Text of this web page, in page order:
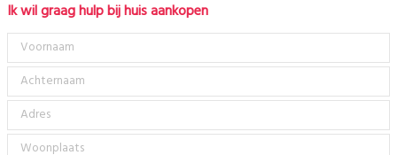
Ik wil graag hulp bij huis aankopen